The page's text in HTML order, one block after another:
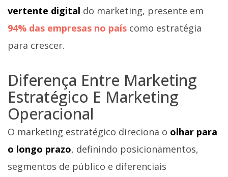
vertente digital do marketing, presente em
94% das empresas no país como estratégia
para crescer.
Diferença Entre Marketing
Estratégico E Marketing
Operacional
O marketing estratégico direciona o olhar para
o longo prazo, definindo posicionamentos,
segmentos de público e diferenciais